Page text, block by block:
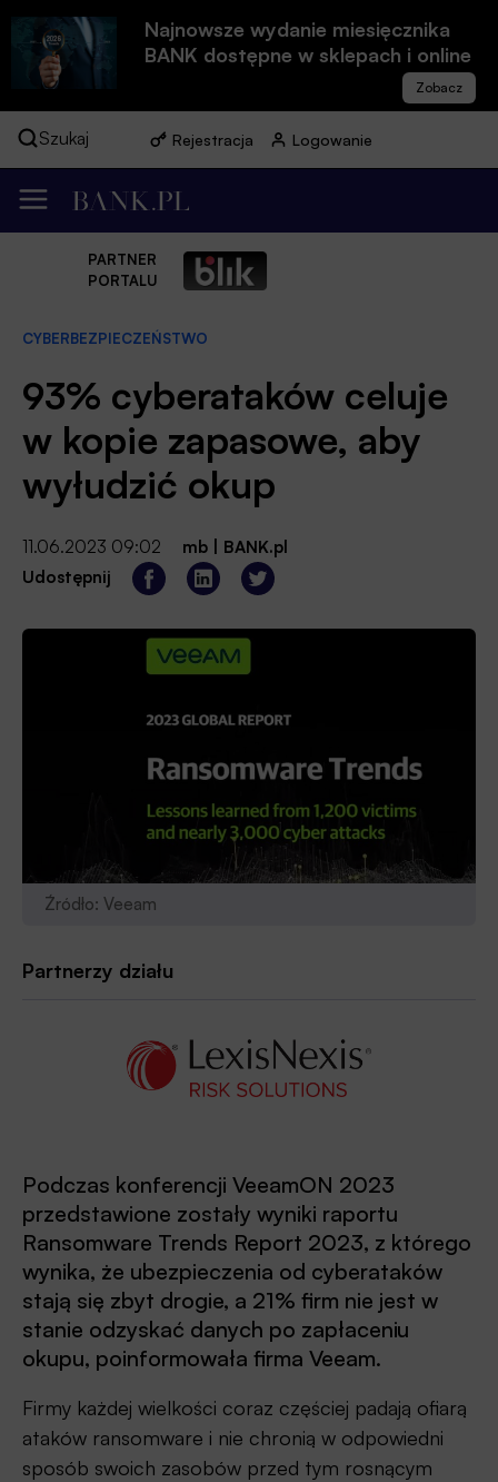
Najnowsze wydanie miesięcznika
BANK dostępne w sklepach i online
Szukaj Rejestracja Logowanie
PARTNER
PORTALU
CYBERBEZPIECZEŃSTWO
93% cyberataków celuje
w kopie zapasowe, aby
wyłudzić okup
11.06.2023 09:02 mb
BANK.pl
Udostępnij
Źródło: Veeam
Partnerzy działu
Podczas konferencji VeeamON 2023
przedstawione zostały wyniki raportu
Ransomware Trends Report 2023, z którego
wynika, że ubezpieczenia od cyberataków
stają się zbyt drogie, a 21% firm nie jest w
stanie odzyskać danych po zapłaceniu
okupu, poinformowała firma Veeam.
Firmy każdej wielkości coraz częściej padają ofiarą
ataków ransomware i nie chronią w odpowiedni
sposób swoich zasobów przed tym rosnącym